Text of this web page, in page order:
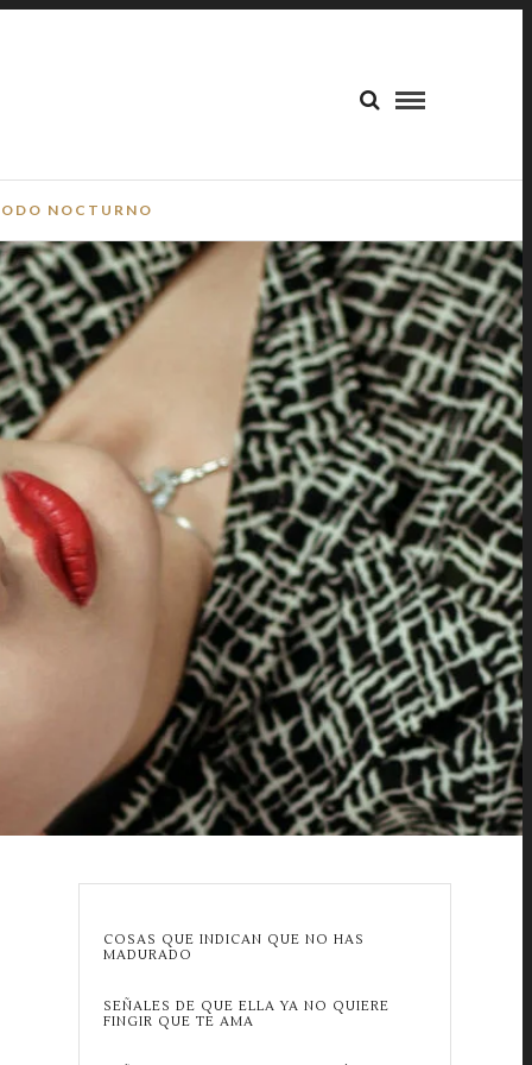
NOCTURNO
COSAS QUE INDICAN QUE NO HAS
MADURADO
SEÑALES DE QUE ELLA YA NO QUIERE
FINGIR QUE TE AMA